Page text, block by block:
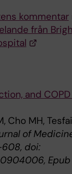
kommentar
från
and
Cho MH,
of
608, doi: